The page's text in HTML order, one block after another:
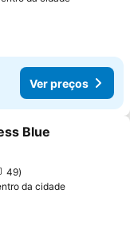
Ver preços
favoritos
Blue
49
da cidade